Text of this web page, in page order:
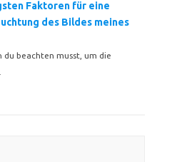
Faktoren für eine
des Bildes meines
du beachten musst, um die